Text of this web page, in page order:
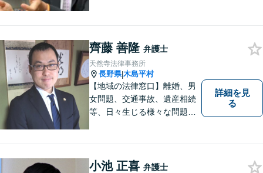
根ざした弁護士】もし何かお
困りな事がございましたらお
気軽にご相談ください。
齊藤 善隆 弁護士
天然寺法律事務所
長野県|木島平村
【地域の法律窓口】離婚、男
女問題、交通事故、遺産相続
等、日々生じる様々な問題に
詳細を見
る
小池 正喜 弁護士